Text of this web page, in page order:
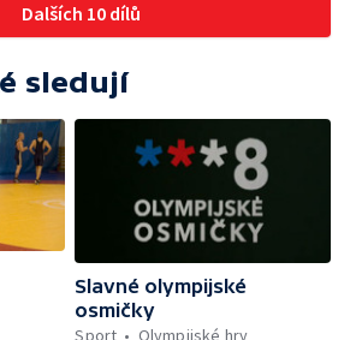
Dalších 10 dílů
sledují
Slavné olympijské
osmičky
Sport
Olympijské hry